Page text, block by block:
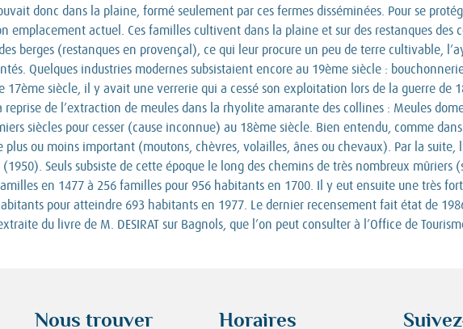
donc dans la plaine, formé seulement par ces fermes disséminées. Pour se
emplacement actuel. Ces familles cultivent dans la plaine et sur des restanques des
berges (restanques en provençal), ce qui leur procure un peu de terre cultivable,
Quelques industries modernes subsistaient encore au 19ème siècle :
17ème siècle, il y avait une verrerie qui a cessé son exploitation lors de la guerre de
de l’extraction de meules dans la rhyolite amarante des collines : Meules
siècles pour cesser (cause inconnue) au 18ème siècle. Bien entendu, comme
ou moins important (moutons, chèvres, volailles, ânes ou chevaux). Par la suite,
Seuls subsiste de cette époque le long des chemins de très nombreux mûriers
en 1477 à 256 familles pour 956 habitants en 1700. Il y eut ensuite une très
pour atteindre 693 habitants en 1977. Le dernier recensement fait état de 1986
du livre de M. DESIRAT sur Bagnols, que l’on peut consulter à l’Office de
Nous trouver Horaires